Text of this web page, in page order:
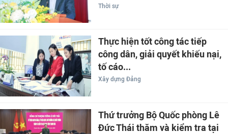
Thời sự
Thực hiện tốt công tác tiếp
công dân, giải quyết khiếu nại,
tố cáo...
Xây dựng Đảng
Thứ trưởng Bộ Quốc phòng Lê
Đức Thái thăm và kiểm tra tại